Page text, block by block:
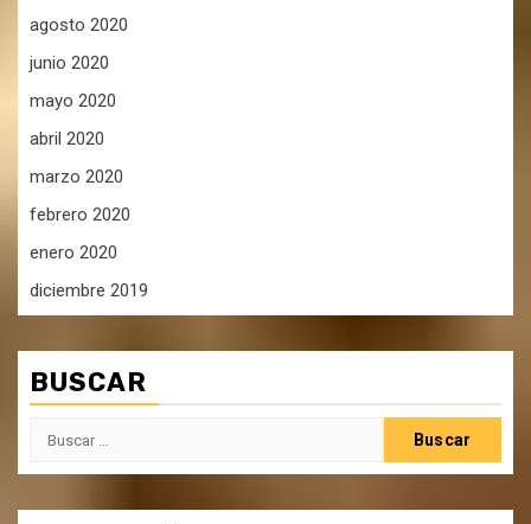
agosto 2020
junio 2020
mayo 2020
abril 2020
marzo 2020
febrero 2020
enero 2020
diciembre 2019
BUSCAR
Buscar: